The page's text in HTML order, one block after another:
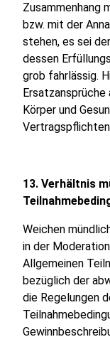
Zusammenhang
bzw. mit der
stehen, es sei
dessen
grob fahrlässig.
Körper und
13. Verhältnis
Weichen
in der
Allgemeinen
bezüglich der
die Regelungen